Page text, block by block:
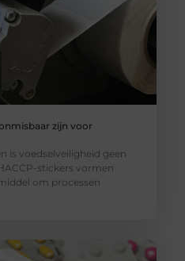
zijn voor
is voedselveiligheid geen
stickers vormen
om processen